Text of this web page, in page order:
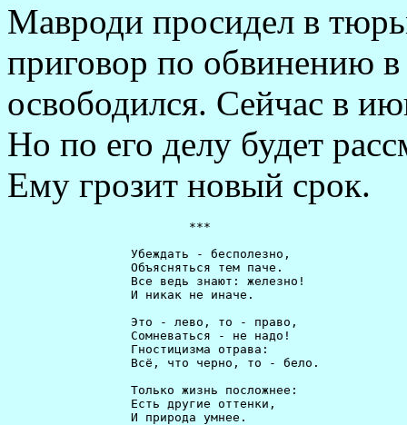
Мавроди просидел в
приговор по обвинению
освободился. Сейчас в
Но по его делу будет
Ему грозит новый срок.
                         ***
                 Убеждать - бесполезно,
                 Объясняться тем паче.
                 Все ведь знают: железно!
                 И никак не иначе.
                 Это - лево, то - право,
                 Сомневаться - не надо!
                 Гностицизма отрава:
                 Всё, что черно, то - бело.
                 Только жизнь посложнее:
                 Есть другие оттенки,
                 И природа умнее.